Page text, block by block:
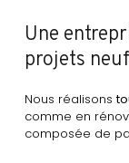
Une
projets
Nous réalisons
comme en
composée de